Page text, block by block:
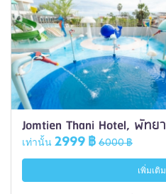
Jomtien Thani Hotel, พัทยา
เท่านั้น 2999 ฿ 6000 ฿
เพิ่มเติม